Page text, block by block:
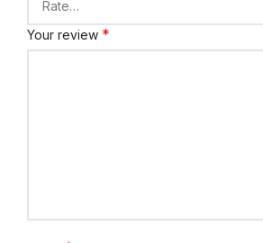
Your review *